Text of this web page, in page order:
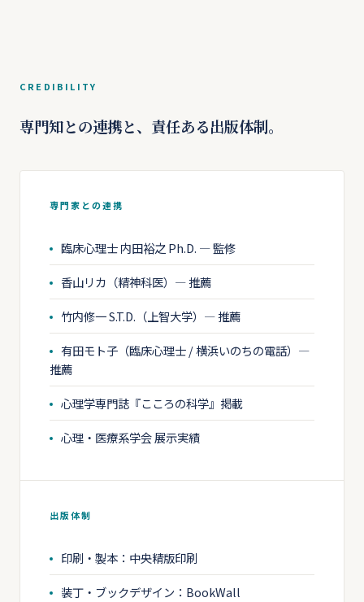
CREDIBILITY
専門知との連携と、責任ある出版体制。
専門家との連携
臨床心理士 内田裕之 Ph.D. — 監修
香山リカ（精神科医）— 推薦
竹内修一 S.T.D.（上智大学）— 推薦
有田モト子（臨床心理士 / 横浜いのちの電話）—
推薦
心理学専門誌『こころの科学』掲載
心理・医療系学会 展示実績
出版体制
印刷・製本：中央精版印刷
装丁・ブックデザイン：BookWall